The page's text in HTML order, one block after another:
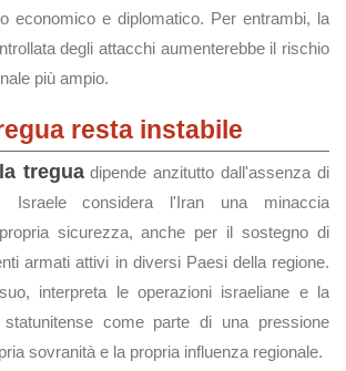
economico e diplomatico. Per entrambi, la
degli attacchi aumenterebbe il rischio
più ampio.
resta instabile
treguadipende anzitutto dall'assenza di
Israele considera l'Iran una minaccia
sicurezza, anche per il sostegno di
armati attivi in diversi Paesi della regione.
interpreta le operazioni israeliane e la
statunitense come parte di una pressione
sovranità e la propria influenza regionale.